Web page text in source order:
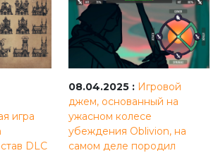
игра
DLC
08.04.2025 : Игровой
джем, основанный на
ужасном колесе
убеждения Oblivion, на
самом деле породил